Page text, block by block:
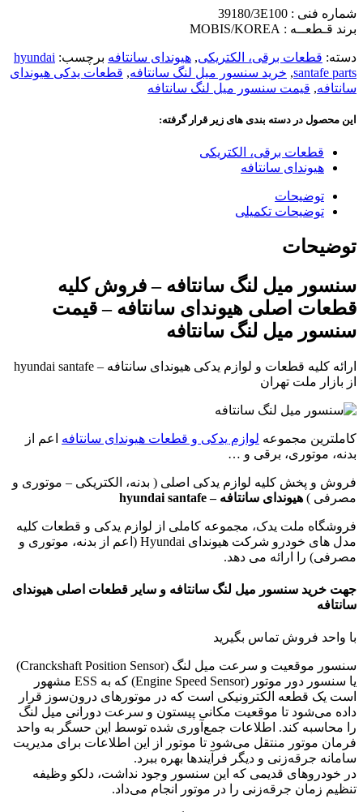
شماره فنی : 39180/3E100
برند قـطعــه : MOBIS/KOREA
دسته: قطعات برقی، الکتریکی, هیوندای سانتافه برچسب: hyundai
santafe parts
, خرید سنسور میل لنگ سانتافه, قطعات یدکی هیوندای
سانتافه, قیمت سنسور میل لنگ سانتافه
این محصول در دسته بندی های زیر قرار گرفته:
قطعات برقی، الکتریکی
هیوندای سانتافه
توضیحات
توضیحات تکمیلی
توضیحات
سنسور میل لنگ سانتافه – فروش کلیه
قطعات اصلی هیوندای سانتافه – قیمت
سنسور میل لنگ سانتافه
ارائه کلیه قطعات و لوازم یدکی هیوندای سانتافه – hyundai santafe
از بازار ملت تهران
کاملترین مجموعه لوازم یدکی و قطعات هیوندای سانتافه اعم از
بدنه، موتوری، برقی و …
فروش و پخش کلیه لوازم یدکی اصلی ( بدنه، الکتریکی – موتوری و
مصرفی ) هیوندای سانتافه – hyundai santafe
فروشگاه ملت یدک، مجموعه کاملی از لوازم یدکی و قطعات کلیه
مدل های خودرو شرکت هیوندای Hyundai (اعم از بدنه، موتوری و
مصرفی) را ارائه می دهد.
جهت خرید سنسور میل لنگ سانتافه و سایر قطعات اصلی هیوندای
سانتافه
با واحد فروش تماس بگیرید
سنسور موقعیت و سرعت میل لنگ (Cranckshaft Position Sensor)
یا سنسور دور موتور (Engine Speed Sensor) که به ESS مشهور
است یک قطعه الکترونیکی است که در موتورهای درون‌سوز قرار
داده می‌شود تا موقعیت مکانی پیستون و سرعت دورانی میل لنگ
را محاسبه کند. اطلاعات جمع‌آوری شده توسط این حسگر به واحد
فرمان موتور منتقل می‌شود تا موتور از این اطلاعات برای مدیریت
سامانه جرقه‌زنی و دیگر فرآیندها بهره ببرد.
در خودروهای قدیمی که این سنسور وجود نداشت، دلکو وظیفه
تنظیم زمان جرقه‌زنی را در موتور انجام می‌داد.